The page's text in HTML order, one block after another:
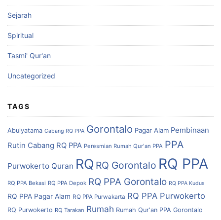
Sejarah
Spiritual
Tasmi' Qur'an
Uncategorized
TAGS
Abulyatama Cabang RQ PPA Gorontalo Pagar Alam Pembinaan
Rutin Cabang RQ PPA Peresmian Rumah Qur'an PPA PPA
Purwokerto Quran RQ RQ Gorontalo RQ PPA
RQ PPA Bekasi RQ PPA Depok RQ PPA Gorontalo RQ PPA Kudus
RQ PPA Pagar Alam RQ PPA Purwakarta RQ PPA Purwokerto
RQ Purwokerto RQ Tarakan Rumah Rumah Qur'an PPA Gorontalo